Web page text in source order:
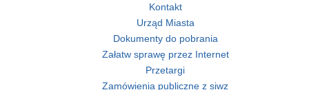
Kontakt
Urząd Miasta
Dokumenty do pobrania
Załatw sprawę przez Internet
Przetargi
Zamówienia publiczne z siwz